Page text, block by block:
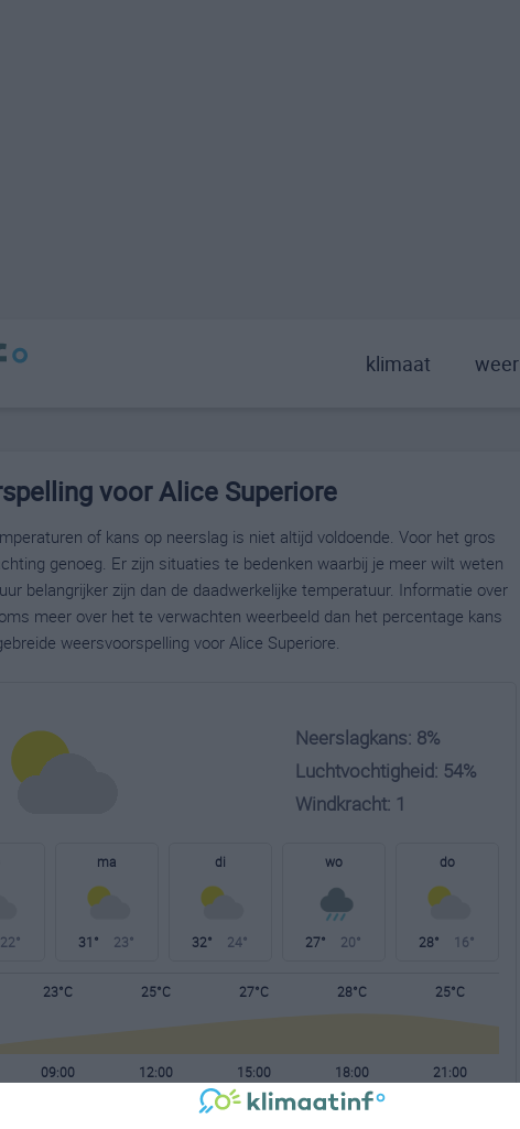
klimaat weer
voor Alice Superiore
of kans op neerslag is niet altijd voldoende. Voor het gros
genoeg. Er zijn situaties te bedenken waarbij je meer wilt weten
belangrijker zijn dan de daadwerkelijke temperatuur. Informatie over
meer over het te verwachten weerbeeld dan het percentage kans
weersvoorspelling voor Alice Superiore.
Neerslagkans: 8%
Luchtvochtigheid: 54%
Windkracht: 1
22°
ma
31° 23°
di
32° 24°
wo
27° 20°
do
28° 16°
23°C 25°C 27°C 28°C 25°C
09:00 12:00 15:00 18:00 21:00